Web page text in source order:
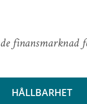
finansmarknad
HÅLLBARHET